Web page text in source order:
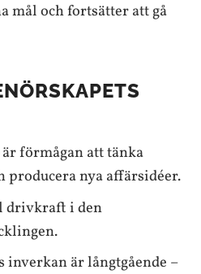
mål och fortsätter att gå
förmågan att tänka
producera nya affärsidéer.
drivkraft i den
är långtgående –